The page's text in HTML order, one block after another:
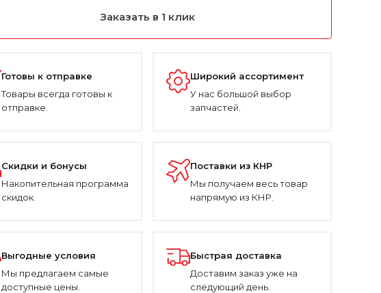
Заказать в 1 клик
Готовы к отправке
Товары всегда готовы к
отправке.
Широкий ассортимент
У нас большой выбор
запчастей.
Скидки и бонусы
Накопительная программа
скидок.
Поставки из КНР
Мы получаем весь товар
напрямую из КНР.
Выгодные условия
Мы предлагаем самые
доступные цены.
Быстрая доставка
Доставим заказ уже на
следующий день.